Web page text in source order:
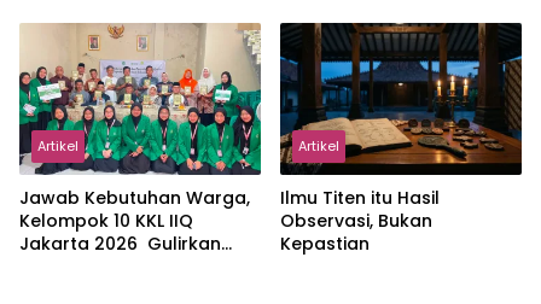
dalam Pemikiran Masykuri
Abdillah
Artikel
Jawab Kebutuhan Warga,
Kelompok 10 KKL IIQ
Jakarta 2026 Gulirkan
Artikel
Ilmu Titen itu Hasil
Observasi, Bukan
Kepastian